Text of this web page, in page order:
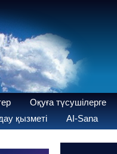
Оқуға түсушілерге
қызметі AI-Sana